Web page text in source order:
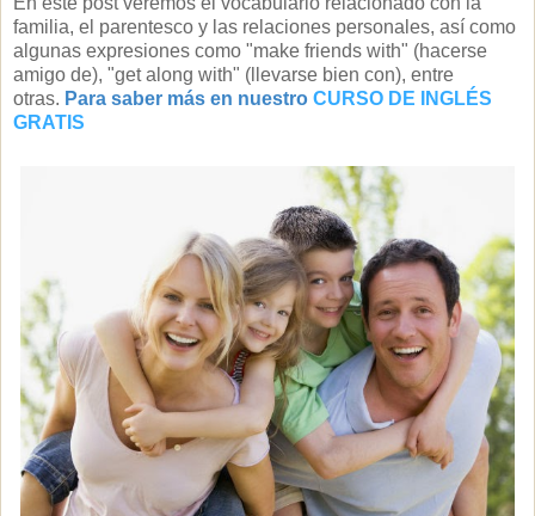
familia, el parentesco y las relaciones personales, así como
algunas expresiones como "make friends with" (hacerse
amigo de), "get along with" (llevarse bien con), entre
otras. Para saber más en nuestro CURSO DE INGLÉS
GRATIS